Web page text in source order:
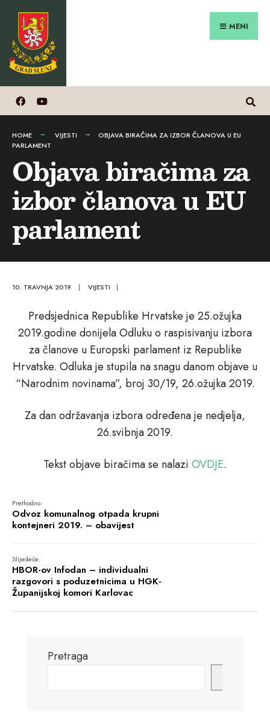
Preskoči
sadržaj
MENI
HOME VIJESTI
OBJAVA BIRAČIMA ZA IZBOR ČLANOVA U EU
PARLAMENT
Objava biračima za
izbor članova u EU
parlament
10. TRAVNJA 2019. | VIJESTI |
Predsjednica Republike Hrvatske je 25.ožujka
2019.godine donijela Odluku o raspisivanju izbora
za članove u Europski parlament iz Republike
Hrvatske. Odluka je stupila na snagu danom objave u
“Narodnim novinama”, broj 30/19, 26.ožujka 2019.
Za dan održavanja izbora određena je nedjelja,
26.svibnja 2019.
Tekst objave biračima se nalazi OVDJE.
Prethodno:
Odvoz komunalnog otpada krupni
kontejneri 2019. – obavijest
Slijedeće:
HBOR-ov Infodan – individualni
razgovori s poduzetnicima u HGK-
Županijskoj komori Karlovac
Pretraga
for: